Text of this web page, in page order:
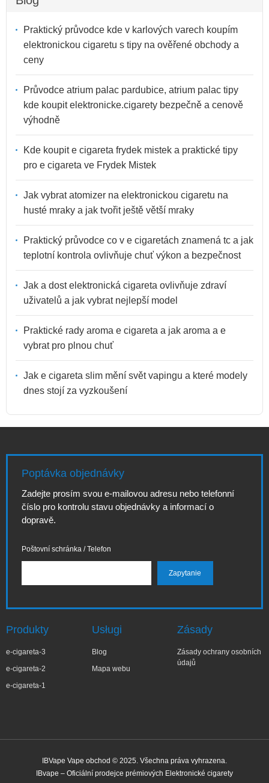
Praktický průvodce kde v karlových varech koupím
elektronickou cigaretu s tipy na ověřené obchody a
ceny
Průvodce atrium palac pardubice, atrium palac tipy
kde koupit elektronicke.cigarety bezpečně a cenově
výhodně
Kde koupit e cigareta frydek mistek a praktické tipy
pro e cigareta ve Frydek Mistek
Jak vybrat atomizer na elektronickou cigaretu na
husté mraky a jak tvořit ještě větší mraky
Praktický průvodce co v e cigaretách znamená tc a jak
teplotní kontrola ovlivňuje chuť výkon a bezpečnost
Jak a dost elektronická cigareta ovlivňuje zdraví
uživatelů a jak vybrat nejlepší model
Praktické rady aroma e cigareta a jak aroma a e
vybrat pro plnou chuť
Jak e cigareta slim mění svět vapingu a které modely
dnes stojí za vyzkoušení
Poptávka objednávky
Zadejte prosím svou e-mailovou adresu nebo telefonní
číslo pro kontrolu stavu objednávky a informací o
dopravě.
Poštovní schránka / Telefon
Produkty
e-cigareta-3
e-cigareta-2
e-cigareta-1
Usługi
Blog
Mapa webu
Zásady
Zásady ochrany osobních
údajů
IBVape Vape obchod © 2025. Všechna práva vyhrazena.
IBvape – Oficiální prodejce prémiových Elektronické cigarety
✕
Zo***ia